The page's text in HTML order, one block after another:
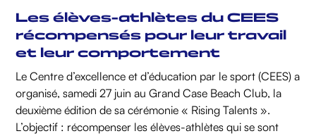
Les élèves-athlètes du CEES
récompensés pour leur travail
et leur comportement
Le Centre d’excellence et d’éducation par le sport (CEES) a
organisé, samedi 27 juin au Grand Case Beach Club, la
deuxième édition de sa cérémonie « Rising Talents ».
L’objectif : récompenser les élèves-athlètes qui se sont